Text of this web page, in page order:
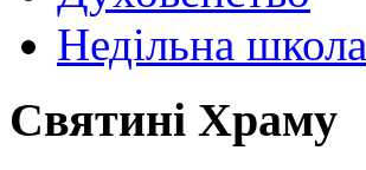
Недільна школа
Святині Храму